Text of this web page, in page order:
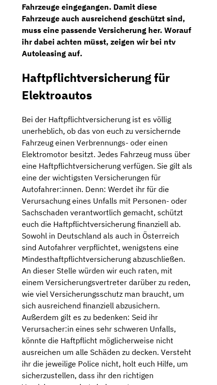
Fahrzeuge eingegangen. Damit diese
Fahrzeuge auch ausreichend geschützt sind,
muss eine passende Versicherung her. Worauf
ihr dabei achten müsst, zeigen wir bei ntv
Autoleasing auf.
Haftpflichtversicherung für
Elektroautos
Bei der Haftpflichtversicherung ist es völlig
unerheblich, ob das von euch zu versichernde
Fahrzeug einen Verbrennungs- oder einen
Elektromotor besitzt. Jedes Fahrzeug muss über
eine Haftpflichtversicherung verfügen. Sie gilt als
eine der wichtigsten Versicherungen für
Autofahrer:innen. Denn: Werdet ihr für die
Verursachung eines Unfalls mit Personen- oder
Sachschaden verantwortlich gemacht, schützt
euch die Haftpflichtversicherung finanziell ab.
Sowohl in Deutschland als auch in Österreich
sind Autofahrer verpflichtet, wenigstens eine
Mindesthaftpflichtversicherung abzuschließen.
An dieser Stelle würden wir euch raten, mit
einem Versicherungsvertreter darüber zu reden,
wie viel Versicherungsschutz man braucht, um
sich ausreichend finanziell abzusichern.
Außerdem gilt es zu bedenken: Seid ihr
Verursacher:in eines sehr schweren Unfalls,
könnte die Haftpflicht möglicherweise nicht
ausreichen um alle Schäden zu decken. Versteht
ihr die jeweilige Police nicht, holt euch Hilfe, um
sicherzustellen, dass ihr den richtigen